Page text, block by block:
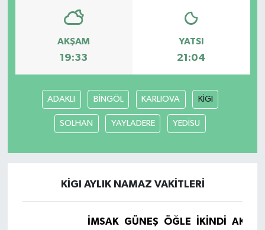
AKŞAM
19:33
YATSI
21:04
ADAKLI BİNGÖL KARLIOVA KİGI
SOLHAN YAYLADERE YEDİSU
KİGI AYLIK NAMAZ VAKITLERI
İMSAK GÜNEŞ ÖĞLE İKINDI